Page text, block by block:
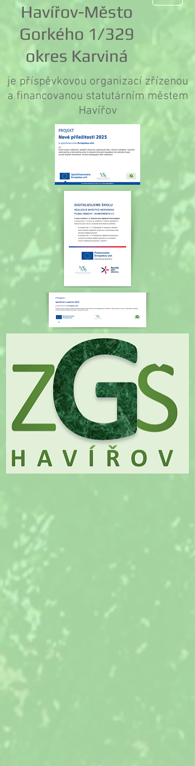
Havířov-Město
Gorkého 1/329
okres Karviná
je příspěvkovou organizací zřízenou
a financovanou statutárním městem
Havířov